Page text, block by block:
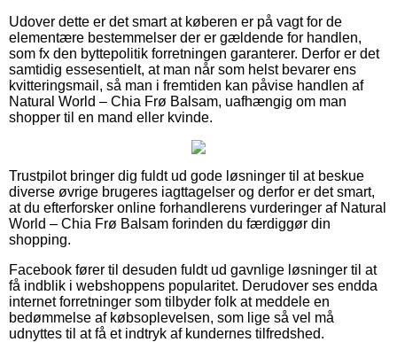
Udover dette er det smart at køberen er på vagt for de
elementære bestemmelser der er gældende for handlen,
som fx den byttepolitik forretningen garanterer. Derfor er det
samtidig essesentielt, at man når som helst bevarer ens
kvitteringsmail, så man i fremtiden kan påvise handlen af
Natural World – Chia Frø Balsam, uafhængig om man
shopper til en mand eller kvinde.
Trustpilot bringer dig fuldt ud gode løsninger til at beskue
diverse øvrige brugeres iagttagelser og derfor er det smart,
at du efterforsker online forhandlerens vurderinger af Natural
World – Chia Frø Balsam forinden du færdiggør din
shopping.
Facebook fører til desuden fuldt ud gavnlige løsninger til at
få indblik i webshoppens popularitet. Derudover ses endda
internet forretninger som tilbyder folk at meddele en
bedømmelse af købsoplevelsen, som lige så vel må
udnyttes til at få et indtryk af kundernes tilfredshed.